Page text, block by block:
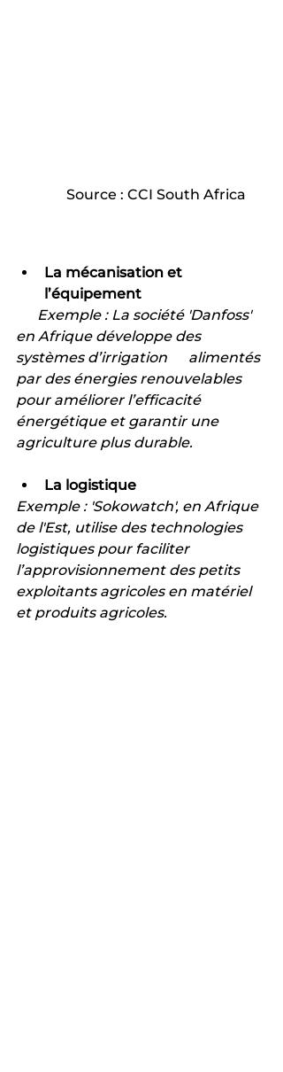
Source : CCI South Africa
La mécanisation et
l’équipement
en Afrique développe des
systèmes d’irrigation      alimentés
par des énergies renouvelables
pour améliorer l’efficacité
énergétique et garantir une
agriculture plus durable.
La logistique
Exemple : 'Sokowatch', en Afrique
de l'Est, utilise des technologies
logistiques pour faciliter
l’approvisionnement des petits
exploitants agricoles en matériel
et produits agricoles.